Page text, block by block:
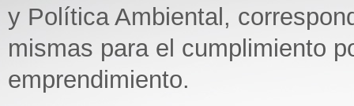
y Política Ambiental,
mismas para el cumplimiento
emprendimiento.